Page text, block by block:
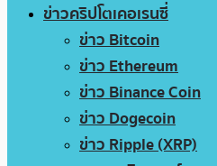
ข่าวคริปโตเคอเรนซี่
ข่าว Bitcoin
ข่าว Ethereum
ข่าว Binance Coin
ข่าว Dogecoin
ข่าว Ripple (XRP)